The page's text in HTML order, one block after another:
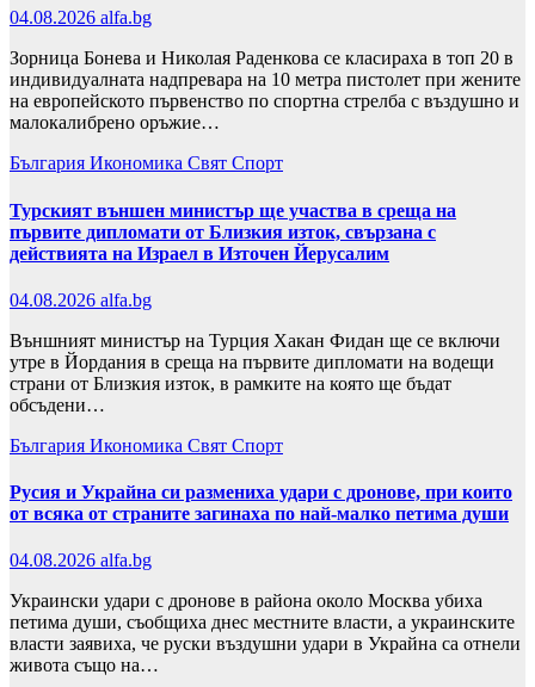
04.08.2026 alfa.bg
Зорница Бонева и Николая Раденкова се класираха в топ 20 в
индивидуалната надпревара на 10 метра пистолет при жените
на европейското първенство по спортна стрелба с въздушно и
малокалибрено оръжие…
България Икономика Свят Спорт
Турският външен министър ще участва в среща на
първите дипломати от Близкия изток, свързана с
действията на Израел в Източен Йерусалим
04.08.2026 alfa.bg
Външният министър на Турция Хакан Фидан ще се включи
утре в Йордания в среща на първите дипломати на водещи
страни от Близкия изток, в рамките на която ще бъдат
обсъдени…
България Икономика Свят Спорт
Русия и Украйна си размениха удари с дронове, при които
от всяка от страните загинаха по най-малко петима души
04.08.2026 alfa.bg
Украински удари с дронове в района около Москва убиха
петима души, съобщиха днес местните власти, а украинските
власти заявиха, че руски въздушни удари в Украйна са отнели
живота също на…